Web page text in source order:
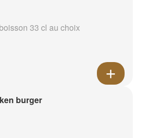
33 cl au choix
burger